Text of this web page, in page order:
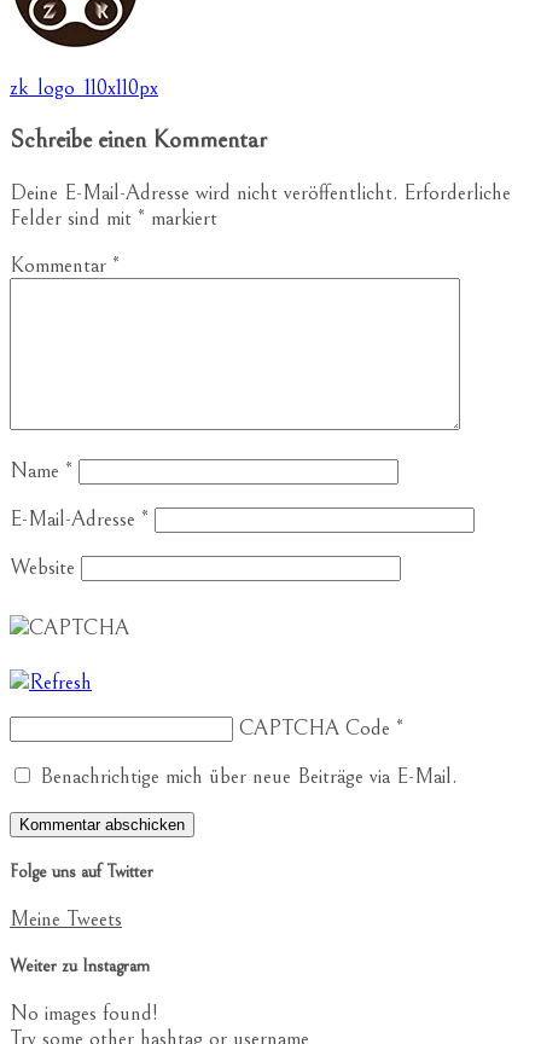
Beitragsnavigation
zk_logo_110x110px
Schreibe einen Kommentar
Deine E-Mail-Adresse wird nicht veröffentlicht. Erforderliche
Felder sind mit * markiert
Kommentar *
Name *
E-Mail-Adresse *
Website
CAPTCHA Code *
Benachrichtige mich über neue Beiträge via E-Mail.
Folge uns auf Twitter
Meine Tweets
Weiter zu Instagram
No images found!
Try some other hashtag or username